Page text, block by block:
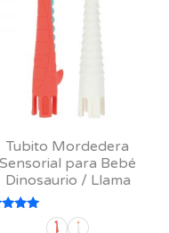
Tubito Mordedera
Sensorial para Bebé
Dinosaurio / Llama